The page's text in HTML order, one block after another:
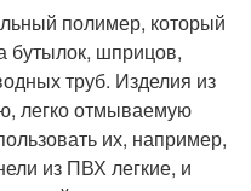
полимер, который
бутылок, шприцов,
труб. Изделия из
легко отмываемую
их, например,
из ПВХ легкие, и